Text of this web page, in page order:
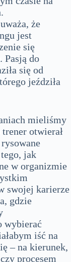
że
jest
się
Pasją do
się od
jeździła
mieliśmy
otwierał
jak
w organizmie
swojej karierze
gdzie
wybierać
iść na
– na kierunek,
procesem